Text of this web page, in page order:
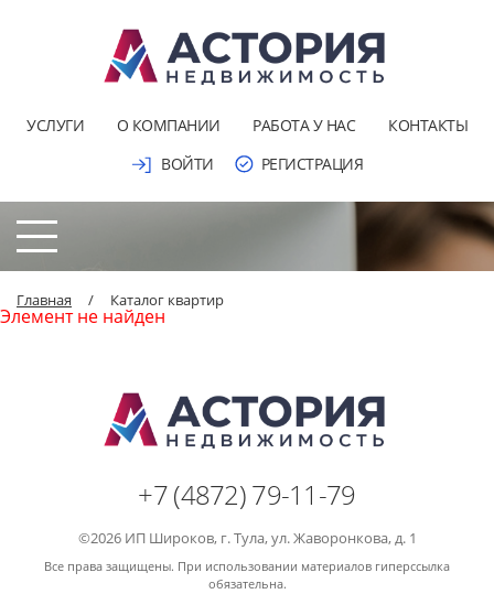
УСЛУГИ О КОМПАНИИ РАБОТА У НАС
КОНТАКТЫ
ВОЙТИ
РЕГИСТРАЦИЯ
Главная / Каталог квартир
Элемент не найден
+7 (4872) 79-11-79
©2026 ИП Широков, г. Тула, ул. Жаворонкова, д. 1
Все права защищены. При использовании материалов гиперссылка
обязательна.